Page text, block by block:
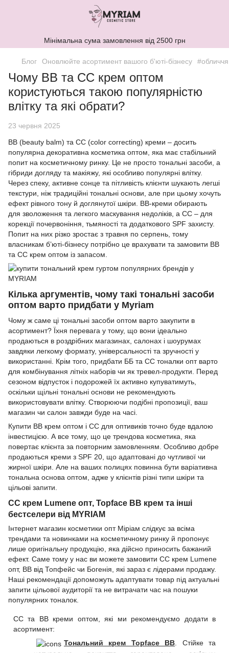
Мінімальна сума замовлення від 2500 грн
Блог Оновлюйте асортимент вашого б'юті-бізнесу #обличчя
Чому BB та CC крем оптом
користуються такою популярністю
влітку та які обрати?
23 червня 2025
BB (beauty balm) та CC (color correcting) креми – досить
популярна декоративна косметика оптом, яка має стабільний
попит на косметичному ринку. Це не просто тональні засоби, а
гібриди догляду та макіяжу, які особливо популярні влітку.
Через спеку, активне сонце та пітливість клієнти шукають легші
текстури, ніж традиційні тональні основи, але при цьому хочуть
ефект рівного тону й доглянутої шкіри. BB-креми обирають
для зволоження та легкого маскування недоліків, а CC – для
корекції почервоніння, тьмяності та додаткового SPF захисту.
Попит на них різко зростає з травня по серпень, тому
власникам б’юті-бізнесу потрібно це врахувати та замовити BB
та CC крем оптом із запасом.
Кілька аргументів, чому такі тональні засоби
оптом варто придбати у Myriam
Чому ж саме ці тональні засоби оптом варто закупити в
асортимент? Їхня перевага у тому, що вони ідеально
продаються в роздрібних магазинах, салонах і шоурумах
завдяки легкому формату, універсальності та зручності у
використанні. Крім того, придбати ББ та СС тоналки опт варто
для комбінування літніх наборів чи як тревел-продукти. Перед
сезоном відпусток і подорожей їх активно купуватимуть,
оскільки щільні тональні основи не рекомендують
використовувати влітку. Створюючи подібні пропозиції, ваш
магазин чи салон завжди буде на часі.
Купити BB крем оптом і CC для оптивиків точно буде вдалою
інвестицією. А все тому, що це трендова косметика, яка
повертає клієнта за повторним замовленням. Особливо добре
продаються креми з SPF 20, що адаптовані до чутливої чи
жирної шкіри. Але на ваших полицях повинна бути варіативна
тональна основа оптом, адже у клієнтів різні типи шкіри та
цільові запити.
CC крем Lumene опт, Topface BB крем та інші
бестселери від MYRIAM
Інтернет магазин косметики опт Міріам слідкує за всіма
трендами та новинками на косметичному ринку й пропонує
лише оригінальну продукцію, яка дійсно приносить бажаний
ефект. Саме тому у нас ви можете замовити CC крем Lumene
опт, BB від Топфейс чи Богенія, які зараз є лідерами продажу.
Наші рекомендації допоможуть адаптувати товар під актуальні
запити цільової аудиторії та не витрачати час на пошуки
популярних тоналок.
CC та BB креми оптом, які ми рекомендуємо додати в
асортимент:
Тональний крем Topface BB. Стійке та